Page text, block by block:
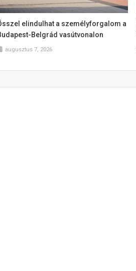
elindulhat a személyforgalom a
Belgrád vasútvonalon
augusztus 7, 2026